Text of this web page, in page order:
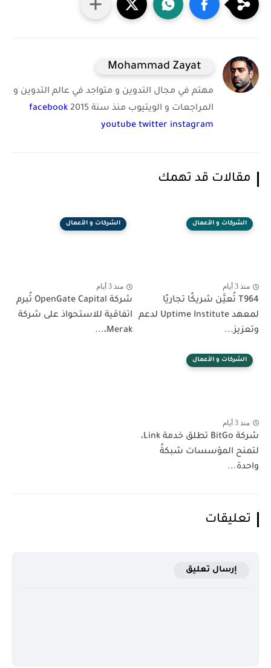
Mohammad Zayat
مهتم في مجال التدوين و متواجد في عالم التدوين و
المراجعات و الويتيوب منذ سنة 2015
facebook
youtube twitter instagram
مقالات قد تهمك
الشركات و الأعمال
منذ 3 أيام
T964 تُعيَّن شريكًا تجاريًا
لمعهد Uptime Institute لدعم
وتعزيز...
الشركات و الأعمال
منذ 3 أيام
شركة OpenGate Capital تُبرم
اتفاقية للاستحواذ على شركة
Merak،...
الشركات و الأعمال
منذ 3 أيام
شركة BitGo تطلق خدمة Link،
لتمنح المؤسسات شبكةً
واحدة...
تعليقات
إرسال تعليق